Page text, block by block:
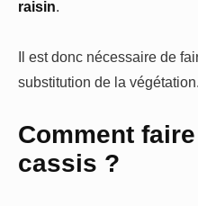
raisin.
Il est donc nécessaire de
substitution de la végétation.
Comment
cassis ?